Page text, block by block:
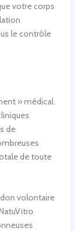
votre corps
le contrôle
» médical.
de
de toute
volontaire